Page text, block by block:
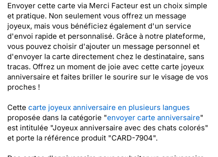
Envoyer cette carte via Merci Facteur est un choix simple
et pratique. Non seulement vous offrez un message
joyeux, mais vous bénéficiez également d'un service
d'envoi rapide et personnalisé. Grâce à notre plateforme,
vous pouvez choisir d'ajouter un message personnel et
d'envoyer la carte directement chez le destinataire, sans
tracas. Offrez un moment de joie avec cette carte joyeux
anniversaire et faites briller le sourire sur le visage de vos
proches !
Cette carte joyeux anniversaire en plusieurs langues
proposée dans la catégorie "envoyer carte anniversaire"
est intitulée "Joyeux anniversaire avec des chats colorés"
et porte la référence produit "CARD-7904".